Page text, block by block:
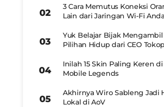
3 Cara Memutus Koneksi
Lain dari Jaringan Wi-Fi
Yuk Belajar Bijak Mengambil
Pilihan Hidup dari CEO
Inilah 15 Skin Paling Keren di
Mobile Legends
Akhirnya Wiro Sableng Jadi
Lokal di AoV